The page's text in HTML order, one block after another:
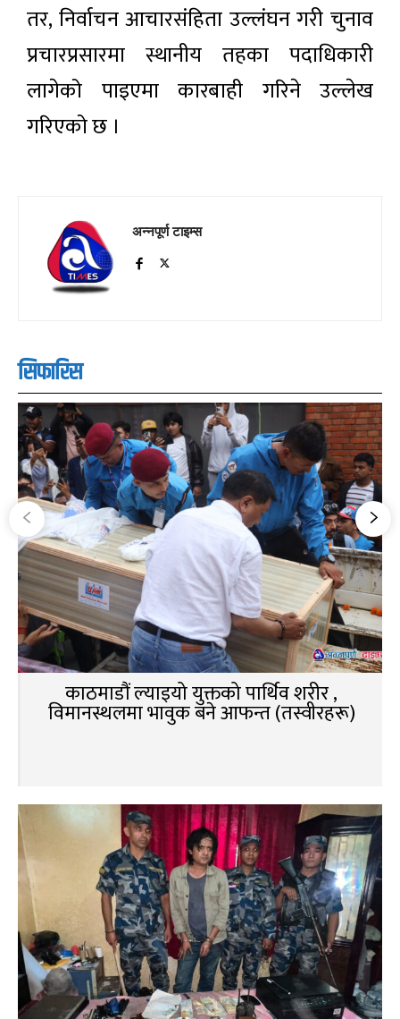
तर, निर्वाचन आचारसंहिता उल्लंघन गरी चुनाव
प्रचारप्रसारमा स्थानीय तहका पदाधिकारी
लागेको पाइएमा कारबाही गरिने उल्लेख
गरिएको छ ।
अन्नपूर्ण टाइम्स
सिफारिस
काठमाडौं ल्याइयो युक्तको पार्थिव शरीर ,
विमानस्थलमा भावुक बने आफन्त (तस्वीरहरू)